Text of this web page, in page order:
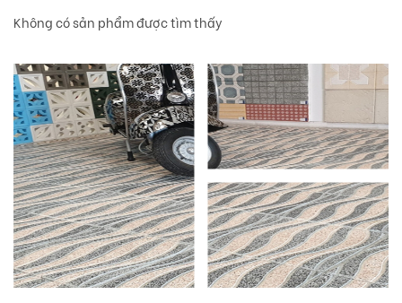
Không có sản phẩm được tìm thấy